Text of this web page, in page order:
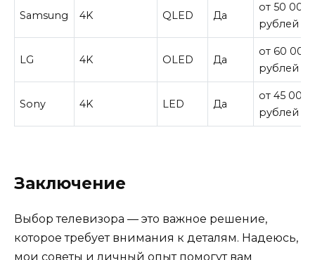
Samsung 4K QLED Да
от 50 000
рублей
LG 4K OLED Да
от 60 000
рублей
Sony 4K LED Да
от 45 000
рублей
Заключение
Выбор телевизора — это важное решение,
которое требует внимания к деталям. Надеюсь,
мои советы и личный опыт помогут вам